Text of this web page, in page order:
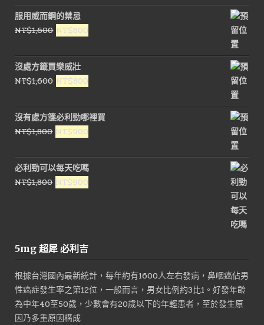
價
格：
NT$3,000。
價
服用威而鋼的禁忌
NT$1,600 原
價
格：
NT$1,600。
NT$800
價
格：
NT$800。
沒處方籤買樂威壯
NT$1,600 原
價
格：
NT$1,600。
NT$800
價
格：
NT$800。
沒有處方箋必利勁哪裡買
NT$1,800 原
價
格：
NT$1,800。
NT$900
價
格：
NT$900。
必利勁可以每天吃嗎
NT$1,800 原
NT$900
5mg 超犀 必利吉
根據台灣國內最新統計，每年約有1600人左右發病，鼻咽癌佔男
性癌症發生率之第12位，一般而言，男女比例約3比1。好發年齡
為中年40至50歲，少數會有20歲以下的年輕患者，至於發生原
因乃多重原因構成